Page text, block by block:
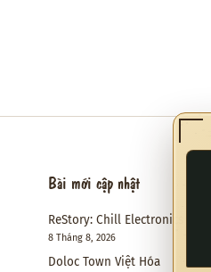
Bài mới cập nhật
ReStory: Chill Electronics
8 Tháng 8, 2026
Doloc Town Việt Hóa